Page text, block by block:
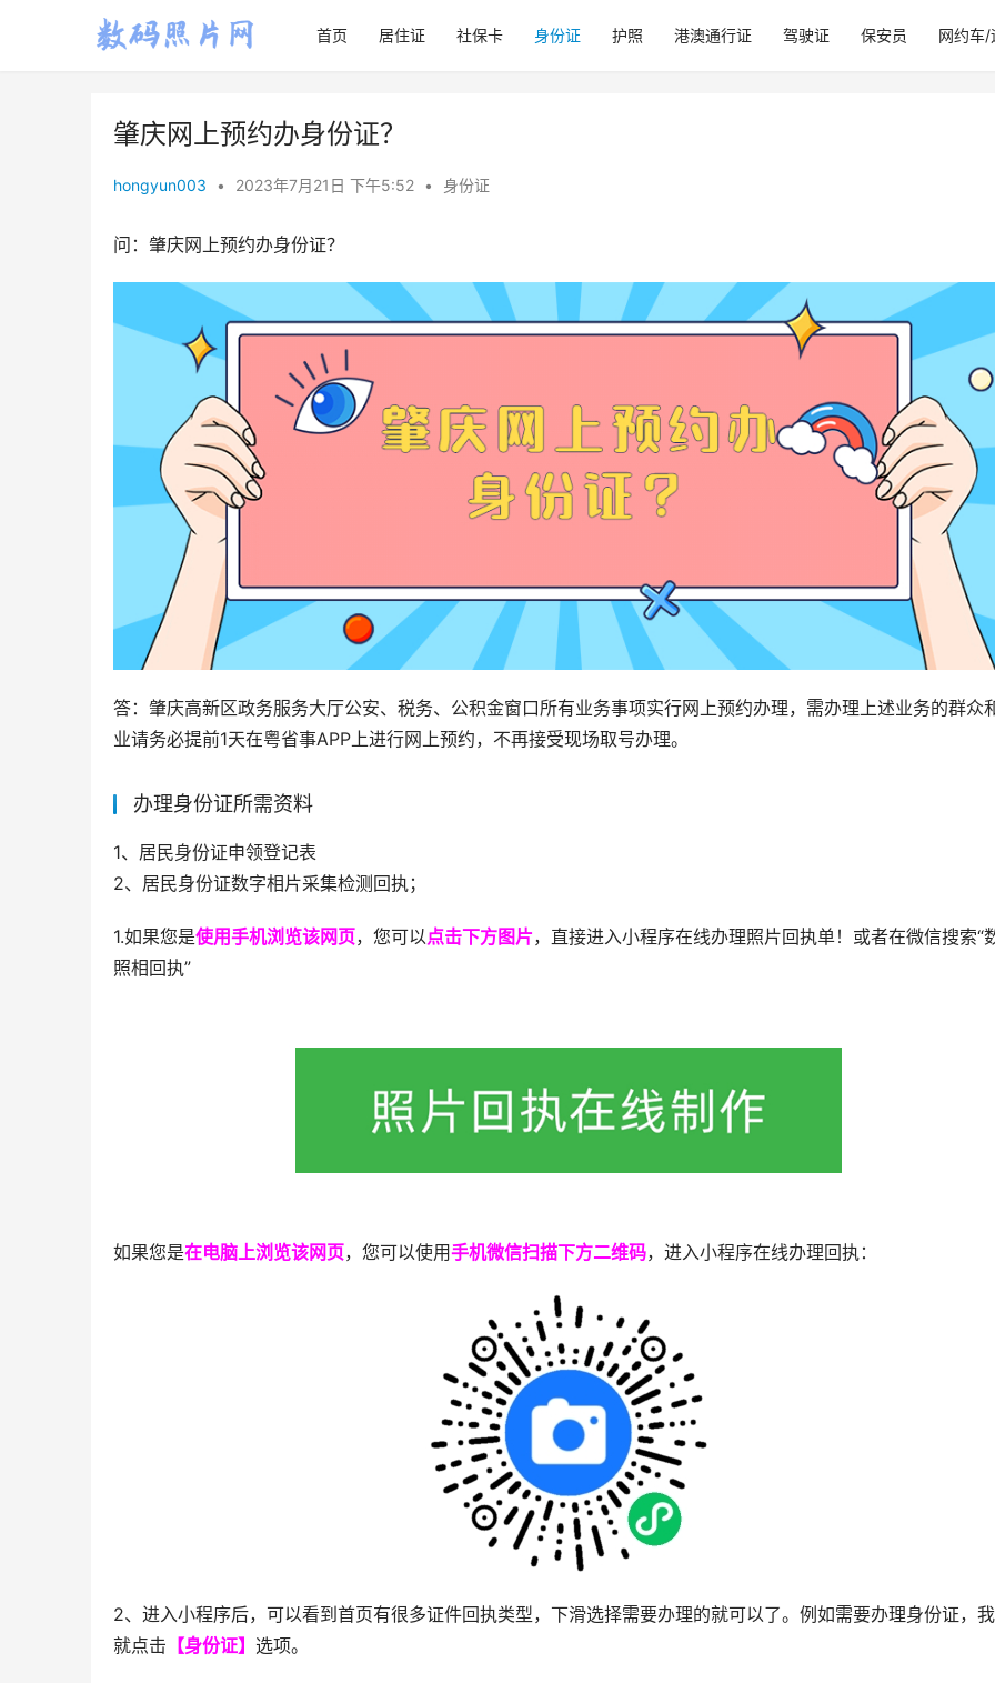
首页 居住证 社保卡 身份证 护照 港澳通行证 驾驶证 保安员 网约车/
肇庆网上预约办身份证？
hongyun003 • 2023年7月21日 下午5:52 • 身份证
问：肇庆网上预约办身份证？
答：肇庆高新区政务服务大厅公安、税务、公积金窗口所有业务事项实行网上预约办理，需办理上述业务的群众
业请务必提前1天在粤省事APP上进行网上预约，不再接受现场取号办理。
办理身份证所需资料
1、居民身份证申领登记表
2、居民身份证数字相片采集检测回执；
1.如果您是使用手机浏览该网页，您可以 点击下方图片，直接进入小程序在线办理照片回执单！或者在微信搜索“
照相回执”
如果您是在电脑上浏览该网页，您可以使用手机微信扫描下方二维码，进入小程序在线办理回执：
2、进入小程序后，可以看到首页有很多证件回执类型，下滑选择需要办理的就可以了。例如需要办理身份证，
就点击 【身份证】 选项。